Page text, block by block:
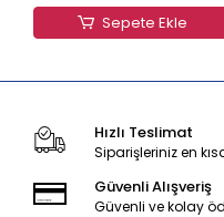
Sepete Ekle
Hızlı Teslimat
Siparişleriniz en
Güvenli Alışveriş
Güvenli ve kolay